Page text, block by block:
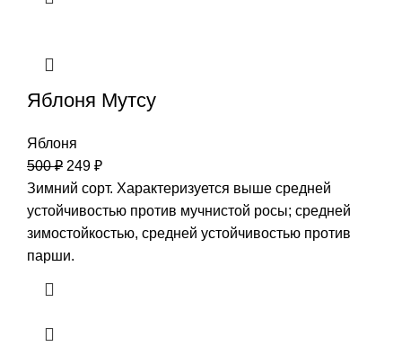
Яблоня Мутсу
Яблоня
500₽ 249 ₽
Зимний сорт. Характеризуется выше средней
устойчивостью против мучнистой росы; средней
зимостойкостью, средней устойчивостью против
парши.